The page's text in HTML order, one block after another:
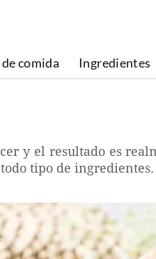
comida Ingredientes
y el resultado es
tipo de